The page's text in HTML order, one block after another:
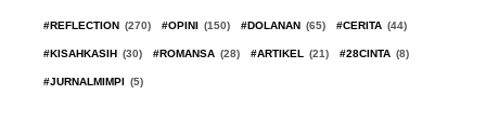
#REFLECTION (270) #OPINI (150) #DOLANAN (65) #CERITA (44)
#KISAHKASIH (30) #ROMANSA (28) #ARTIKEL (21) #28CINTA (8)
#JURNALMIMPI (5)